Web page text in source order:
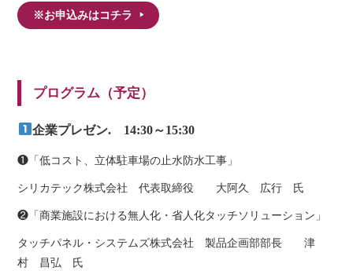
※お申込みはコチラ
プログラム（予定）
企業プレゼン. 14:30～15:30
❶「低コスト、立体駐車場の止水防水工事」
シリカテック株式会社 代表取締役 大阿久 広行 氏
❷「商業施設における無人化・省人化タッチソリューション」
タッチパネル・システムズ株式会社 製品企画部部長 津
村 昌弘 氏